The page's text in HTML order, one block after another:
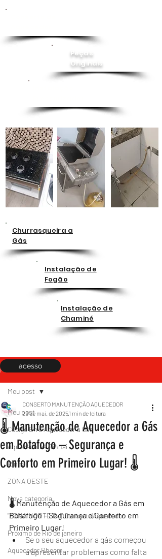
Peças
Originais
Churrasqueira a
Gás
Instalação de
Fogão
Instalação de
Chaminé
Post
Meu post
Código Erro Aquecedor a Gás
Aquecedores Rinnai
Rinnai
ZONA OESTE
Nova categoria
"ZONA NORTE RJ" Conserto|Aquecedor
Próximo de Rio de janeiro
Aquecedor Rheem
Meu post
🌡 Manutenção de Aquecedor a Gás
em Botafogo – Segurança e
Conforto em Primeiro Lugar! 🌡️
CONSERTO MANUTENÇÃO AQUECEDOR
29 de mai. de 20251 min de leitura
🌡 Manutenção de Aquecedor a Gás em
Botafogo – Segurança e Conforto em
Primeiro Lugar!
Se o seu aquecedor a gás começou
a apresentar problemas como falta
acesso